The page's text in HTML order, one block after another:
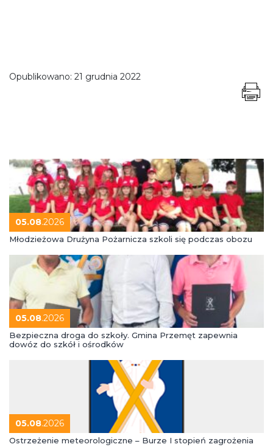
Opublikowano: 21 grudnia 2022
05.08.2026
Młodzieżowa Drużyna Pożarnicza szkoli się podczas obozu
05.08.2026
Bezpieczna droga do szkoły. Gmina Przemęt zapewnia
dowóz do szkół i ośrodków
05.08.2026
Ostrzeżenie meteorologiczne – Burze I stopień zagrożenia